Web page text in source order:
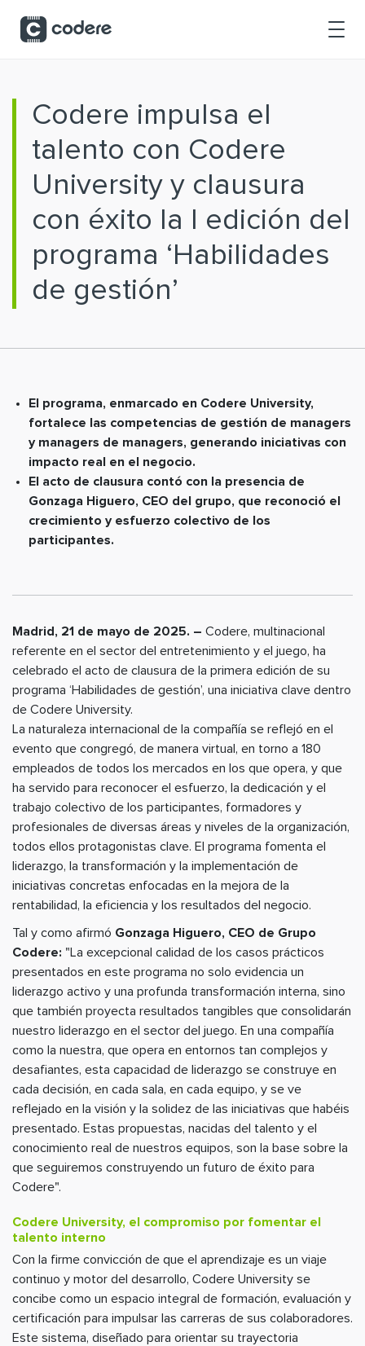
Codere impulsa el
talento con Codere
University y clausura
con éxito la I edición del
programa ‘Habilidades
de gestión’
El programa, enmarcado en Codere University,
fortalece las competencias de gestión de managers
y managers de managers, generando iniciativas con
impacto real en el negocio.
El acto de clausura contó con la presencia de
Gonzaga Higuero, CEO del grupo, que reconoció el
crecimiento y esfuerzo colectivo de los
participantes.
Madrid, 21 de mayo de 2025. – Codere, multinacional
referente en el sector del entretenimiento y el juego, ha
celebrado el acto de clausura de la primera edición de su
programa ‘Habilidades de gestión’, una iniciativa clave dentro
de Codere University.
La naturaleza internacional de la compañía se reflejó en el
evento que congregó, de manera virtual, en torno a 180
empleados de todos los mercados en los que opera, y que
ha servido para reconocer el esfuerzo, la dedicación y el
trabajo colectivo de los participantes, formadores y
profesionales de diversas áreas y niveles de la organización,
todos ellos protagonistas clave. El programa fomenta el
liderazgo, la transformación y la implementación de
iniciativas concretas enfocadas en la mejora de la
rentabilidad, la eficiencia y los resultados del negocio.
Tal y como afirmó Gonzaga Higuero, CEO de Grupo
Codere: "La excepcional calidad de los casos prácticos
presentados en este programa no solo evidencia un
liderazgo activo y una profunda transformación interna, sino
que también proyecta resultados tangibles que consolidarán
nuestro liderazgo en el sector del juego. En una compañía
como la nuestra, que opera en entornos tan complejos y
desafiantes, esta capacidad de liderazgo se construye en
cada decisión, en cada sala, en cada equipo, y se ve
reflejado en la visión y la solidez de las iniciativas que habéis
presentado. Estas propuestas, nacidas del talento y el
conocimiento real de nuestros equipos, son la base sobre la
que seguiremos construyendo un futuro de éxito para
Codere".
Codere University, el compromiso por fomentar el
talento interno
Con la firme convicción de que el aprendizaje es un viaje
continuo y motor del desarrollo, Codere University se
concibe como un espacio integral de formación, evaluación y
certificación para impulsar las carreras de sus colaboradores.
Este sistema, diseñado para orientar su trayectoria